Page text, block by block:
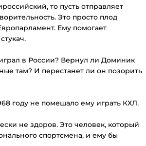
то пусть отправляет
Это просто плод
Ему помогает
в России? Вернул ли Доминик
там? И перестанет ли он позорить
году не помешало ему играть КХЛ.
не здоров. Это человек, который
спортсмена, и ему бы